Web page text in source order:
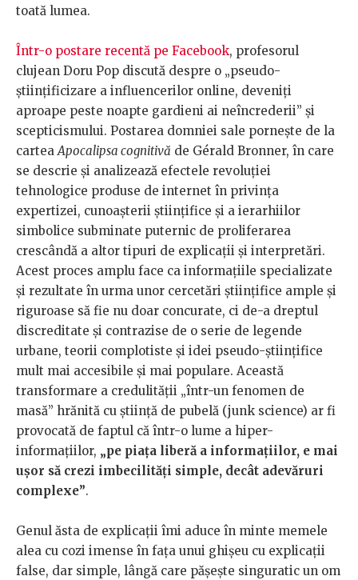
toată lumea.
Într-o postare recentă pe Facebook, profesorul
clujean Doru Pop discută despre o „pseudo-
științificizare a influencerilor online, deveniți
aproape peste noapte gardieni ai neîncrederii” și
scepticismului. Postarea domniei sale pornește de la
carteaApocalipsa cognitivă de Gérald Bronner, în care
se descrie și analizează efectele revoluției
tehnologice produse de internet în privința
expertizei, cunoașterii științifice și a ierarhiilor
simbolice subminate puternic de proliferarea
crescândă a altor tipuri de explicații și interpretări.
Acest proces amplu face ca informațiile specializate
și rezultate în urma unor cercetări științifice ample și
riguroase să fie nu doar concurate, ci de-a dreptul
discreditate și contrazise de o serie de legende
urbane, teorii complotiste și idei pseudo-științifice
mult mai accesibile și mai populare. Această
transformare a credulității „într-un fenomen de
masă” hrănită cu știință de pubelă (junk science) ar fi
provocată de faptul că într-o lume a hiper-
informațiilor, „pe piața liberă a informațiilor, e mai
ușor să crezi imbecilități simple, decât adevăruri
complexe”.
Genul ăsta de explicații îmi aduce în minte memele
alea cu cozi imense în fața unui ghișeu cu explicații
false, dar simple, lângă care pășește singuratic un om